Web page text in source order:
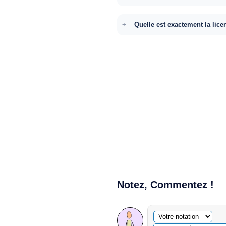
Quelle est exactement la
Notez, Commentez !
Commentaire facultatif
Votre notation